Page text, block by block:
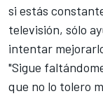
si estás
televisión, sólo
intentar
"Sigue
que no lo tolero